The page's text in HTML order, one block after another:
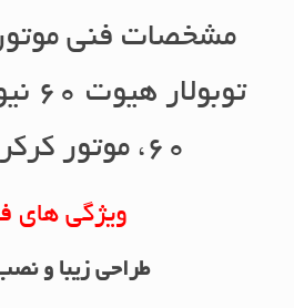
مشخصات فنی
60، موتور کرکره Hutte
ویژگی های
طراحی زیبا و